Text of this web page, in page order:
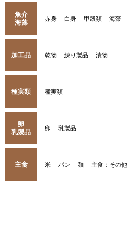
魚介
海藻
赤身 白身 甲殻類 海藻
加工品 乾物 練り製品 漬物
種実類 種実類
卵
乳製品
卵 乳製品
主食 米 パン 麺 主食：その他